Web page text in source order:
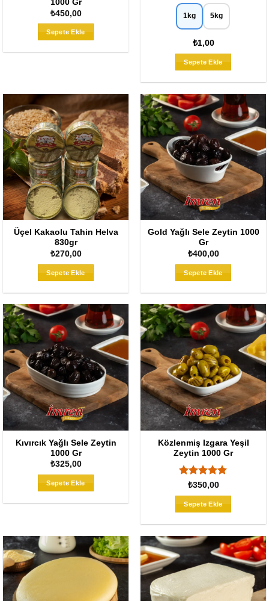
1000 Gr
₺450,00
Sepete Ekle
1kg 5kg
₺1,00
Sepete Ekle
Bu
var.
ürün
Üçel Kakaolu Tahin Helva
830gr
₺270,00
Sepete Ekle
Gold Yağlı Sele Zeytin 1000
Gr
₺400,00
Sepete Ekle
Kıvırcık Yağlı Sele Zeytin
1000 Gr
₺325,00
Sepete Ekle
Közlenmiş Izgara Yeşil
Zeytin 1000 Gr
5 üzerinden
5oy aldı
₺350,00
Sepete Ekle